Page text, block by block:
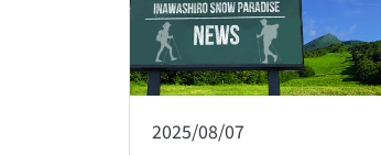
2025/08/07